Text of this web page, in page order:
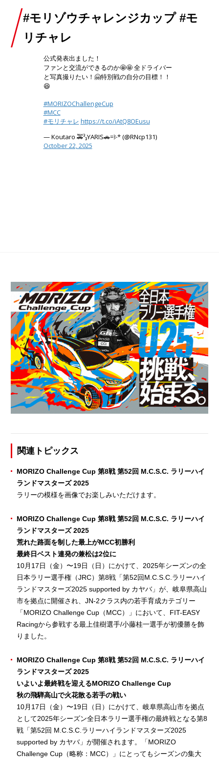
#モリゾウチャレンジカップ #モ
リチャレ
関連トピックス
MORIZO Challenge Cup 第8戦 第52回 M.C.S.C. ラリーハイ
ランドマスターズ 2025
ラリーの模様を画像でお楽しみいただけます。
MORIZO Challenge Cup 第8戦 第52回 M.C.S.C. ラリーハイ
ランドマスターズ 2025
荒れた路面を制した最上がMCC初勝利
最終日ベスト連発の兼松は2位に
10月17日（金）〜19日（日）にかけて、2025年シーズンの全
日本ラリー選手権（JRC）第8戦「第52回M.C.S.C.ラリーハイ
ランドマスターズ2025 supported by カヤバ」が、岐阜県高山
市を拠点に開催され、JN-2クラス内の若手育成カテゴリー
「MORIZO Challenge Cup（MCC）」において、FIT-EASY
Racingから参戦する最上佳樹選手/小藤桂一選手が初優勝を飾
りました。
MORIZO Challenge Cup 第8戦 第52回 M.C.S.C. ラリーハイ
ランドマスターズ 2025
いよいよ最終戦を迎えるMORIZO Challenge Cup
秋の飛騨高山で火花散る若手の戦い
10月17日（金）〜19日（日）にかけて、岐阜県高山市を拠点
として2025年シーズン全日本ラリー選手権の最終戦となる第8
戦「第52回 M.C.S.C.ラリーハイランドマスターズ2025
supported by カヤバ」が開催されます。「MORIZO
Challenge Cup（略称：MCC）」にとってもシーズンの集大